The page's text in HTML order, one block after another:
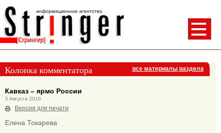
Колонка комментатора все материалы раздела
Кавказ – ярмо России
3 Августа 2010
Версия для печати
Елена Токарева